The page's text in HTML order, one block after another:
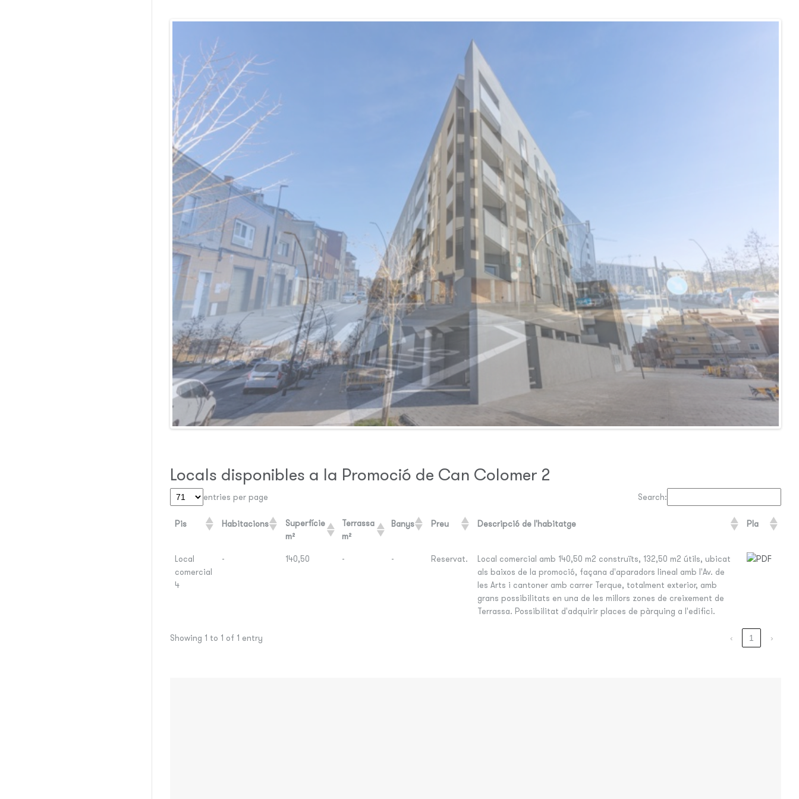
Locals disponibles a la Promoció de Can Colomer 2
entries per page Search:
Pis Habitacions
Superfície
m²
Terrassa
m²
Banys Preu Descripció de l'habitatge Pla
Local
comercial
4
- 140,50 - - Reservat.
Local comercial amb 140,50 m2 construïts, 132,50 m2 útils, ubicat
als baixos de la promoció, façana d'aparadors lineal amb l'Av. de
les Arts i cantoner amb carrer Terque, totalment exterior, amb
grans possibilitats en una de les millors zones de creixement de
Terrassa. Possibilitat d'adquirir places de pàrquing a l'edifici.
Showing 1 to 1 of 1 entry ‹ 1 ›